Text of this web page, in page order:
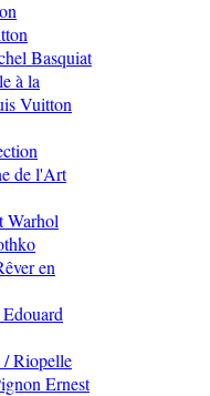
Basquiat
à la
Vuitton
de l'Art
Warhol
en
Riopelle
Ernest